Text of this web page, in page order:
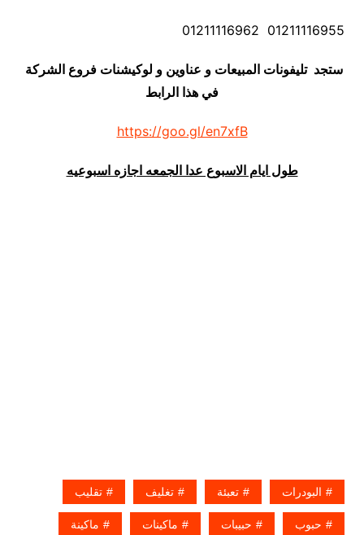
01211116955 01211116962
ستجد تليفونات المبيعات و عناوين و لوكيشنات فروع الشركة
في هذا الرابط
https://goo.gl/en7xfB
طول ايام الاسبوع عدا الجمعه اجازه اسبوعيه
البودرات تعبئة تغليف تقليب
حبوب حبيبات ماكينات ماكينة